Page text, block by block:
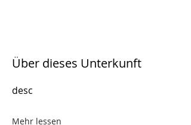
Über dieses Unterkunft
desc
Mehr lessen